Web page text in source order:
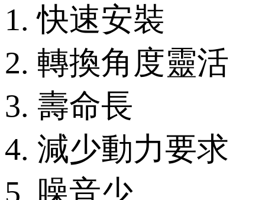
1. 快速安裝
2. 轉換角度靈活
3. 壽命長
4. 減少動力要求
5. 噪音少